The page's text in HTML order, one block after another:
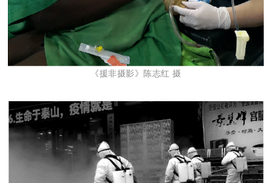
《援非摄影》陈志红 摄